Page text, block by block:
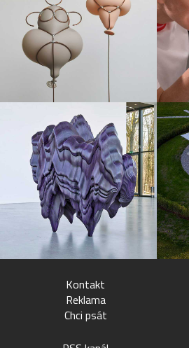
Kontakt
Reklama
Chci psát